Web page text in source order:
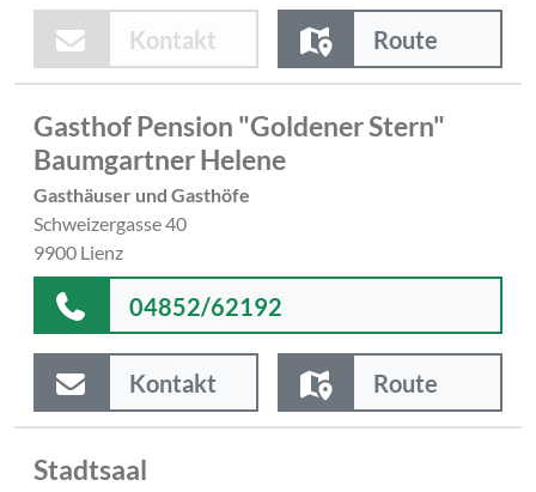
Kontakt Route
Gasthof Pension "Goldener Stern"
Baumgartner Helene
Gasthäuser und Gasthöfe
Schweizergasse 40
9900 Lienz
04852/62192
Kontakt Route
Stadtsaal